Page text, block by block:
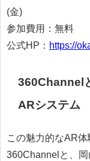
(金)
参加費用：無料
公式HP： https://
360Channel
ARシステム
この魅力的なAR
360Channelと、